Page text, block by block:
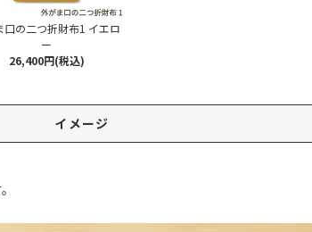
口の二つ折財布1 イエロ
ー
26,400円(税込)
イメージ